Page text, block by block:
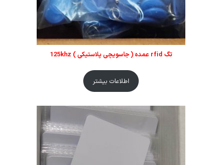
تگ rfid عمده ( جاسویچی پلاستیکی ) 125khz
اطلاعات بیشتر